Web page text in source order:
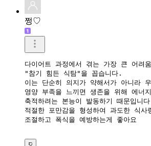
쩡♡
다이어트 과정에서 겪는 가장 큰​ 어려움
"참기 힘든 식탐"을 꼽습니다.
이는 단순히 의지가 약해서가 아니라
영양 부족을 느끼면 생존을 위해 에너
축적하려는 본능이 발동하기 때문입니
적절한 포만감을​ 형성하여 과도한 식사
조절하고 폭식을 예방하는게 좋아요